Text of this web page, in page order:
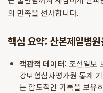
의 만족을 선사합니다.
핵심 요약: 산본제일병
객관적 데이터: 조선일보
강보험심사평가원 통계
는 압도적인 기록을 보유